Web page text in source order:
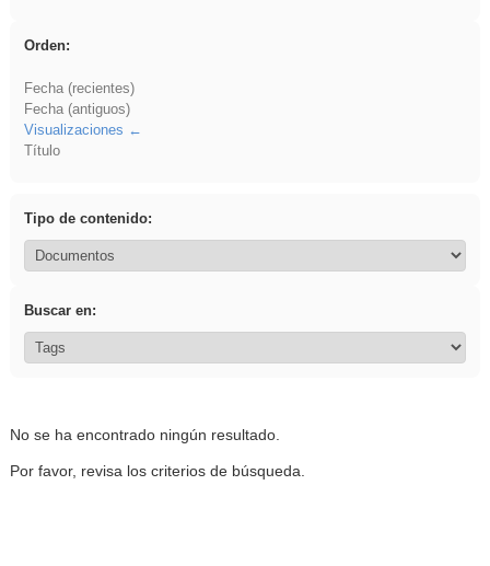
Orden:
Fecha (recientes)
Fecha (antiguos)
Visualizaciones
Título
Tipo de contenido:
Buscar en:
No se ha encontrado ningún resultado.
Por favor, revisa los criterios de búsqueda.